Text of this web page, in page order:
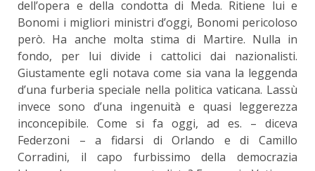
dell’opera e della condotta di Meda. Ritiene lui e
Bonomi i migliori ministri d’oggi, Bonomi pericoloso
però. Ha anche molta stima di Martire. Nulla in
fondo, per lui divide i cattolici dai nazionalisti.
Giustamente egli notava come sia vana la leggenda
d’una furberia speciale nella politica vaticana. Lassù
invece sono d’una ingenuità e quasi leggerezza
inconcepibile. Come si fa oggi, ad es. – diceva
Federzoni – a fidarsi di Orlando e di Camillo
Corradini, il capo furbissimo della democrazia